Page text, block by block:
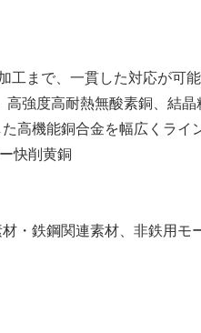
まで、一貫した対応が可能
高強度高耐熱無酸素銅、結
高機能銅合金を幅広くライ
快削黄銅
・鉄鋼関連素材、⾮鉄⽤モ